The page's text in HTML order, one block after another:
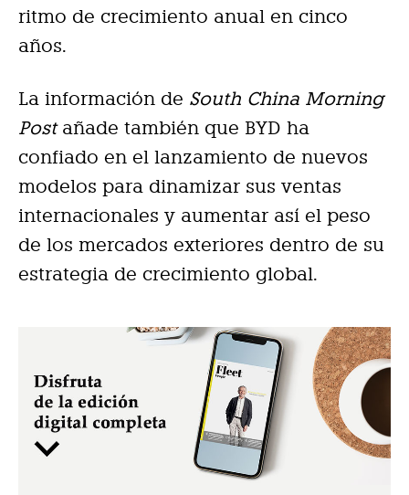
ritmo de crecimiento anual en cinco
años.
La información de South China Morning
Postañade también que BYD ha
confiado en el lanzamiento de nuevos
modelos para dinamizar sus ventas
internacionales y aumentar así el peso
de los mercados exteriores dentro de su
estrategia de crecimiento global.